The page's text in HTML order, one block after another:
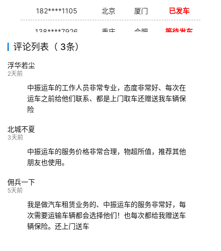
182****1105 北京 厦门 已发车
138****7926 重庆 合肥 等待发车
139****9233
评论列表（ 3条）
浮华若尘
2天前
中振运车的工作人员非常专业，态度非常好、每次在
运车之前给他们联系、都是上门取车还赠送我车辆保
险
北城不夏
3天前
中振运车的服务价格非常合理，物超所值，推荐其他
朋友也使用。
佣兵一下
5天前
我是做汽车租赁业务的、中振运车的服务非常好，每
次需要运输车辆都会选择他们！也每次都给我赠送车
辆保险。还上门送车